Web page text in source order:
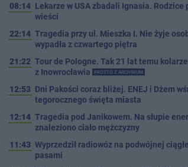
08:14 Lekarze w USA zbadali Ignasia. Rodzice
wieści
22:14 Tragedia przy ul. Mieszka I. Nie żyje
wypadła z czwartego piętra
21:22 Tour de Pologne. Tak 21 lat temu
z Inowrocławia
PROSTO Z ARCHIWUM
12:53 Dni Pakości coraz bliżej. ENEJ i Dżem
tegorocznego święta miasta
12:14 Tragedia pod Janikowem. Na słupie
znaleziono ciało mężczyzny
11:43 Wyprzedził radiowóz na podwójnej
pasami